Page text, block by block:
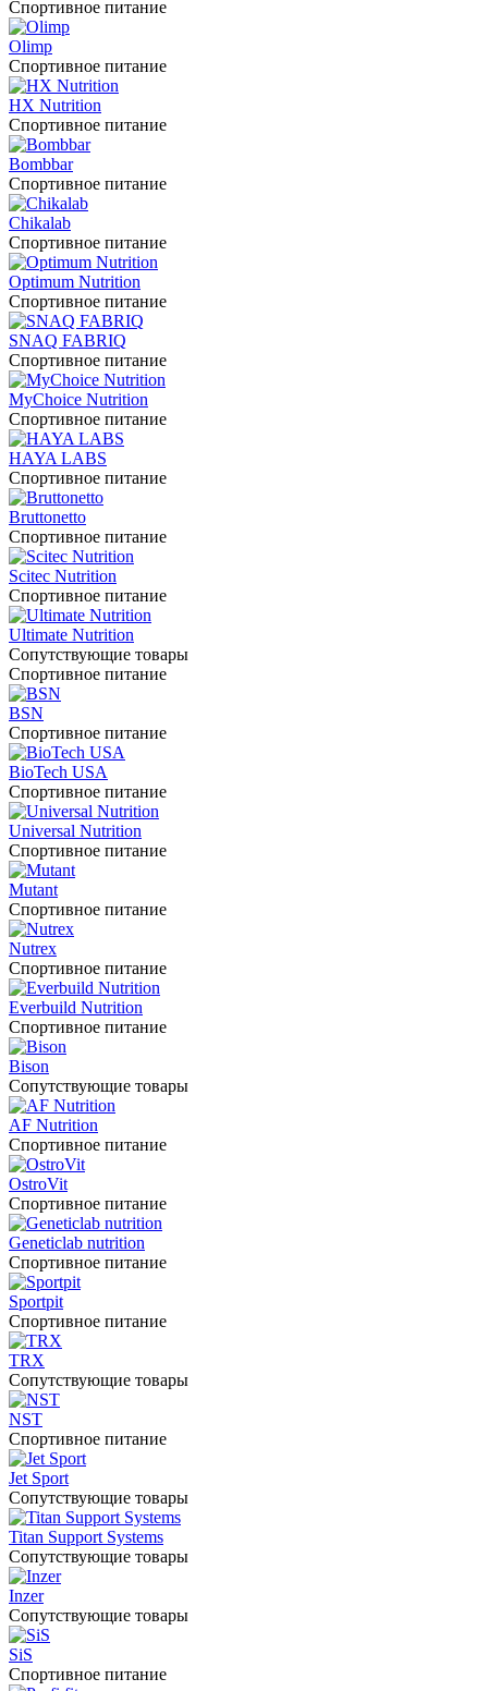
Спортивное питание
Olimp
Спортивное питание
HX Nutrition
Спортивное питание
Bombbar
Спортивное питание
Chikalab
Спортивное питание
Optimum Nutrition
Спортивное питание
SNAQ FABRIQ
Спортивное питание
MyChoice Nutrition
Спортивное питание
HAYA LABS
Спортивное питание
Bruttonetto
Спортивное питание
Scitec Nutrition
Спортивное питание
Ultimate Nutrition
Сопутствующие товары
Спортивное питание
BSN
Спортивное питание
BioTech USA
Спортивное питание
Universal Nutrition
Спортивное питание
Mutant
Спортивное питание
Nutrex
Спортивное питание
Everbuild Nutrition
Спортивное питание
Bison
Сопутствующие товары
AF Nutrition
Спортивное питание
OstroVit
Спортивное питание
Geneticlab nutrition
Спортивное питание
Sportpit
Спортивное питание
TRX
Сопутствующие товары
NST
Спортивное питание
Jet Sport
Сопутствующие товары
Titan Support Systems
Сопутствующие товары
Inzer
Сопутствующие товары
SiS
Спортивное питание